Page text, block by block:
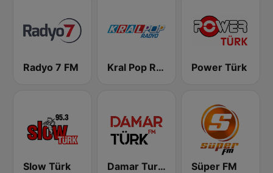
Radyo 7 FM Kral Pop Radyo Power Türk
Slow Türk Damar Turk FM Süper FM